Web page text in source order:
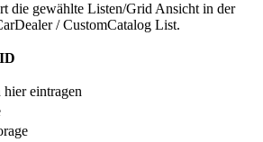
die gewählte Listen/Grid Ansicht in der
/ CustomCatalog List.
eintragen